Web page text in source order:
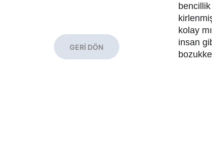
bencillik
kolay
insan
GERİ DÖN